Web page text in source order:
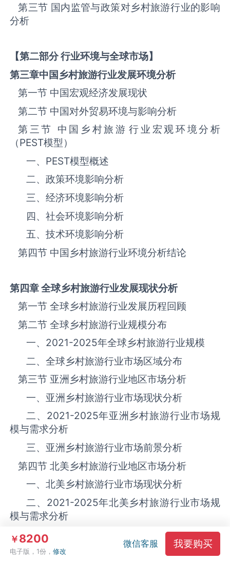
第三节 国内监管与政策对乡村旅游‌‌‌行业的影响
分析
【第二部分 行业环境与全球市场】
第三章中国乡村旅游行业发展环境分析
第一节 中国宏观经济发展现状
第二节 中国对外贸易环境与影响分析
第三节 中国乡村旅游‌‌‌行业宏观环境分析
（PEST模型）
一、 PEST模型概述
二、政策环境影响分析
三、‌‌‌经济环境影响分析
四、社会环境影响分析
五、技术环境影响分析
第四节 中国乡村旅游‌‌‌行业环境分析结论
第四章 全球乡村旅游行业发展现状分析
第一节 全球乡村旅游‌‌‌行业发展历程回顾
第二节 全球乡村旅游‌‌‌行业规模分布
一、 2021-2025年全球乡村旅游‌‌‌行业规模
二、全球乡村旅游‌‌‌行业市场区域分布
第三节 亚洲乡村旅游‌‌‌行业地区市场分析
一、亚洲乡村旅游‌‌‌行业市场现状分析
二、 2021-2025年亚洲乡村旅游‌‌‌行业市场规
模与需求分析
三、亚洲乡村旅游‌‌‌行业市场前景分析
第四节 北美乡村旅游‌‌‌行业地区市场分析
一、北美乡村旅游‌‌‌行业市场现状分析
二、 2021-2025年北美乡村旅游‌‌‌行业市场规
模与需求分析
三、北美乡村旅游‌‌‌行业市场前景分析
第五节 欧洲乡村旅游‌‌‌行业地区市场分析
￥8200
电子版，1份，修改
微信客服 我要购买